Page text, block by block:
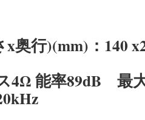
奥行)(mm)：140
4Ω 能率89dB 最